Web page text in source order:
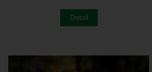
Detail